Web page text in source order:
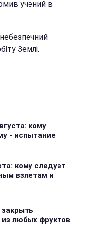
учений в
Землі.
кому
- испытание
кому следует
взлетам и
закрыть
любых фруктов